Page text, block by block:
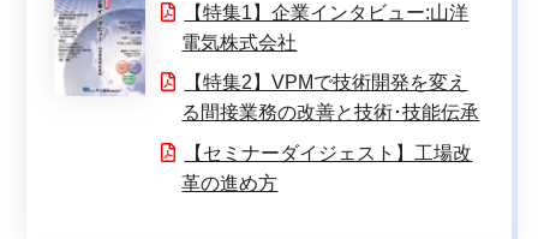
【特集1】企業インタビュー:山洋
電気株式会社
【特集2】VPMで技術開発を変え
る間接業務の改善と技術･技能伝承
【セミナーダイジェスト】工場改
革の進め方